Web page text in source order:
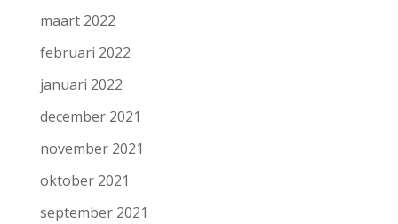
maart 2022
februari 2022
januari 2022
december 2021
november 2021
oktober 2021
september 2021